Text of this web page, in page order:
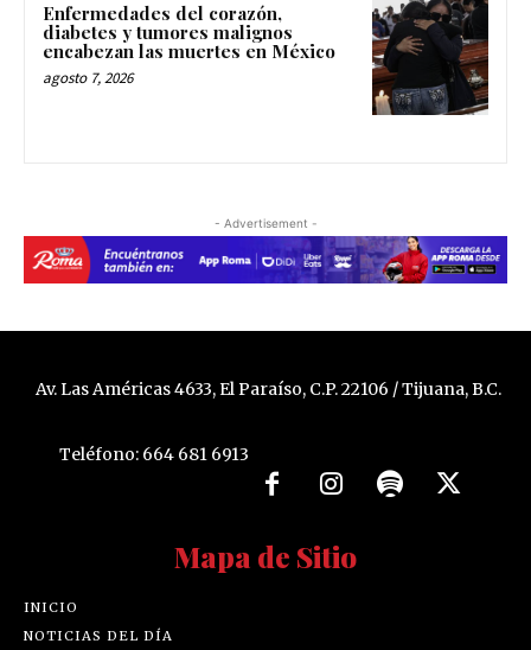
Enfermedades del corazón,
diabetes y tumores malignos
encabezan las muertes en México
agosto 7, 2026
- Advertisement -
Av. Las Américas 4633, El Paraíso, C.P. 22106 / Tijuana, B.C.
Teléfono: 664 681 6913
Mapa de Sitio
INICIO
NOTICIAS DEL DÍA